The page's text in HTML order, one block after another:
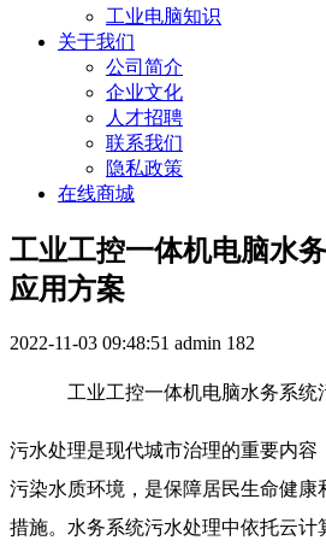
工业电脑知识
关于我们
公司简介
企业文化
人才招聘
联系我们
隐私政策
在线商城
工业工控一体机电脑水
应用方案
2022-11-03 09:48:51 admin 182
工业工控一体机电脑水务系统
污水处理是现代城市治理的重要内容
污染水质环境，是保障居民生命健康
措施。水务系统污水处理中依托云计